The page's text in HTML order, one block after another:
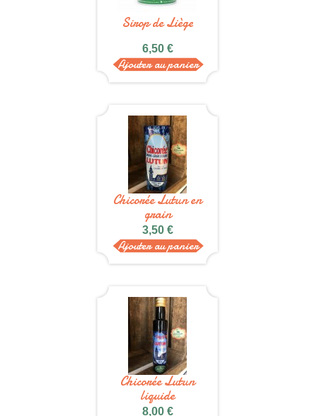
Sirop de Liège
6,50 €
Ajouter au panier
Chicorée Lutun en
grain
3,50 €
Ajouter au panier
Chicorée Lutun
liquide
8,00 €